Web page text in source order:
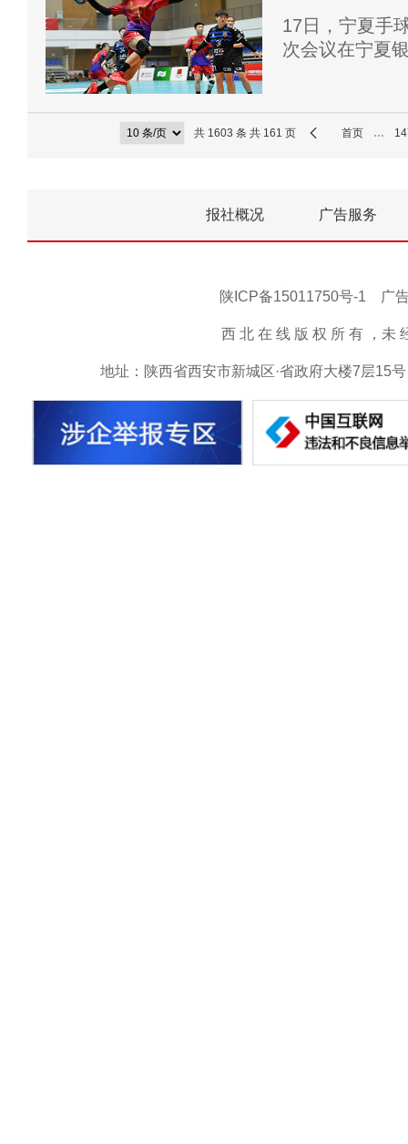
17日，宁夏手
次会议在宁夏
共 1603 条 共 161 页 首页 …
报社概况 广告服务
陕ICP备15011750号-1 广
西 北 在 线 版 权 所 有 ，未
地址：陕西省西安市新城区·省政府大楼7层